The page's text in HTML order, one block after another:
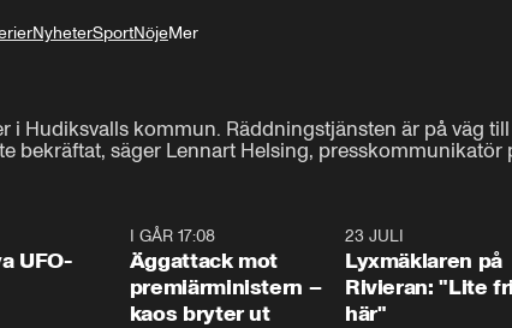
NyheterSportNöjeMer
Hudiksvalls kommun. Räddningstjänsten är på väg
bekräftat, säger Lennart Helsing, presskommunikatör
UFO-
I GÅR 17:08
Äggattack mot
premiärministern –
kaos bryter ut
23 JULI
Lyxmäklaren på
Rivieran: "Lite
här"